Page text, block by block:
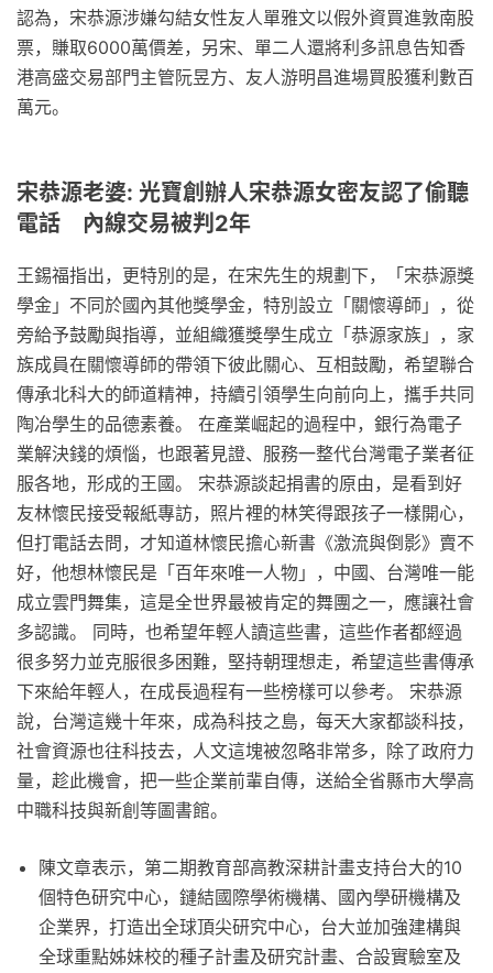
認為，宋恭源涉嫌勾結女性友人單雅文以假外資買進敦南股
票，賺取6000萬價差，另宋、單二人還將利多訊息告知香
港高盛交易部門主管阮昱方、友人游明昌進場買股獲利數百
萬元。
宋恭源老婆: 光寶創辦人宋恭源女密友認了偷聽
電話 內線交易被判2年
王錫福指出，更特別的是，在宋先生的規劃下，「宋恭源獎
學金」不同於國內其他獎學金，特別設立「關懷導師」，從
旁給予鼓勵與指導，並組織獲獎學生成立「恭源家族」，家
族成員在關懷導師的帶領下彼此關心、互相鼓勵，希望聯合
傳承北科大的師道精神，持續引領學生向前向上，攜手共同
陶冶學生的品德素養。 在產業崛起的過程中，銀行為電子
業解決錢的煩惱，也跟著見證、服務一整代台灣電子業者征
服各地，形成的王國。 宋恭源談起捐書的原由，是看到好
友林懷民接受報紙專訪，照片裡的林笑得跟孩子一樣開心，
但打電話去問，才知道林懷民擔心新書《激流與倒影》賣不
好，他想林懷民是「百年來唯一人物」，中國、台灣唯一能
成立雲門舞集，這是全世界最被肯定的舞團之一，應讓社會
多認識。 同時，也希望年輕人讀這些書，這些作者都經過
很多努力並克服很多困難，堅持朝理想走，希望這些書傳承
下來給年輕人，在成長過程有一些榜樣可以參考。 宋恭源
說，台灣這幾十年來，成為科技之島，每天大家都談科技，
社會資源也往科技去，人文這塊被忽略非常多，除了政府力
量，趁此機會，把一些企業前輩自傳，送給全省縣市大學高
中職科技與新創等圖書館。
陳文章表示，第二期教育部高教深耕計畫支持台大的10
個特色研究中心，鏈結國際學術機構、國內學研機構及
企業界，打造出全球頂尖研究中心，台大並加強建構與
全球重點姊妹校的種子計畫及研究計畫、合設實驗室及